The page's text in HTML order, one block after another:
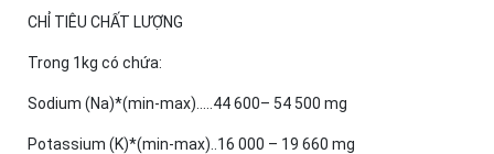
CHỈ TIÊU CHẤT LƯỢNG
Trong 1kg có chứa:
Sodium (Na)*(min-max).....44 600– 54 500 mg
Potassium (K)*(min-max)..16 000 – 19 660 mg